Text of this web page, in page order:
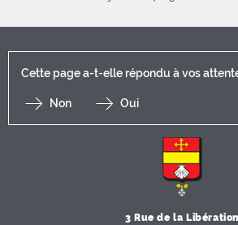
Cette page a-t-elle répondu à vos
Non Oui
3 Rue de la Libération